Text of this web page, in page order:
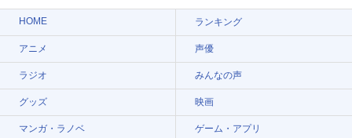
HOME ランキング
アニメ 声優
ラジオ みんなの声
グッズ 映画
マンガ・ラノベ ゲーム・アプリ